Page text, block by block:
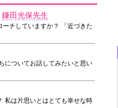
鎌田光保先生
チしていますか？ 「近づきた
についてお話してみたいと思い
私は片思いとはとても幸せな時